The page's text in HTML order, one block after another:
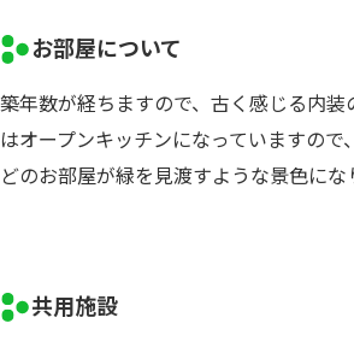
お部屋について
築年数が経ちますので、古く感じる内
はオープンキッチンになっていますの
どのお部屋が緑を見渡すような景色にな
共用施設